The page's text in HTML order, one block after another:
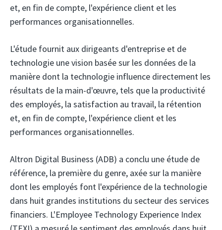
et, en fin de compte, l'expérience client et les
performances organisationnelles.
L'étude fournit aux dirigeants d'entreprise et de
technologie une vision basée sur les données de la
manière dont la technologie influence directement les
résultats de la main-d'œuvre, tels que la productivité
des employés, la satisfaction au travail, la rétention
et, en fin de compte, l'expérience client et les
performances organisationnelles.
Altron Digital Business (ADB) a conclu une étude de
référence, la première du genre, axée sur la manière
dont les employés font l'expérience de la technologie
dans huit grandes institutions du secteur des services
financiers. L'Employee Technology Experience Index